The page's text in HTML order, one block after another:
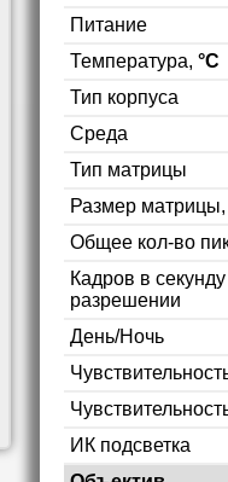
Питание
Температура, °C
Тип корпуса
Среда
Тип матрицы
Размер
Общее кол-во
Кадров в
разрешении
День/Ночь
ИК подсветка